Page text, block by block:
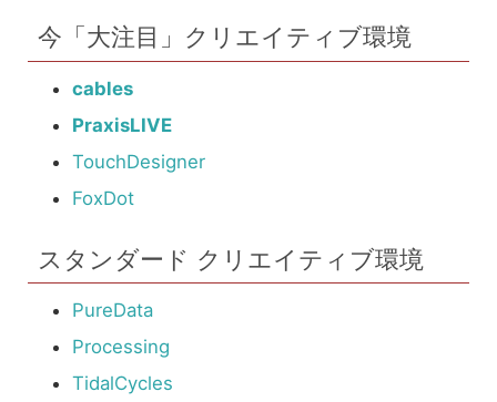
今「大注目」クリエイティブ環境
cables
PraxisLIVE
TouchDesigner
FoxDot
スタンダード クリエイティブ環境
PureData
Processing
TidalCycles